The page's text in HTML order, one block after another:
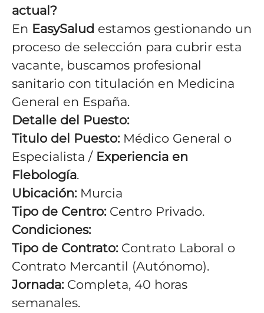
actual?
En EasySalud estamos gestionando un
proceso de selección para cubrir esta
vacante, buscamos profesional
sanitario con titulación en Medicina
General en España.
Detalle del Puesto:
Titulo del Puesto:Médico General o
Especialista / Experiencia en
Flebología.
Ubicación:Murcia
Tipo de Centro:Centro Privado.
Condiciones:
Tipo de Contrato:Contrato Laboral o
Contrato Mercantil (Autónomo).
Jornada:Completa, 40 horas
semanales.